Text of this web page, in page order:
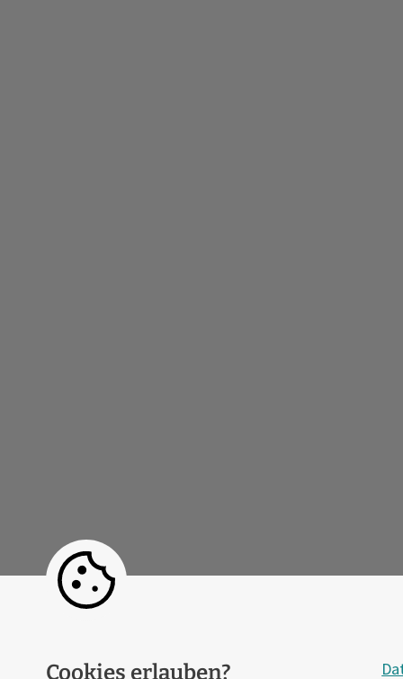
Cookies erlauben?